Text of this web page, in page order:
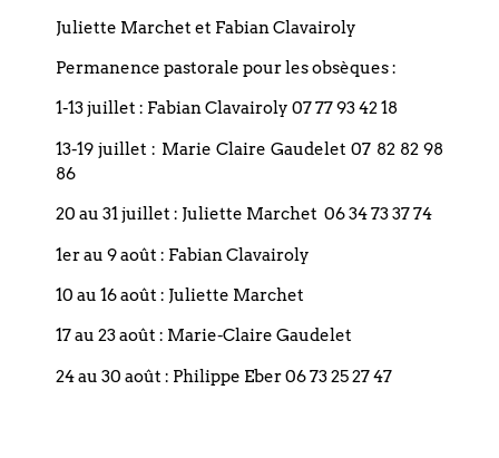
non seulement les personnes qui préparent leur mariage
mais aussi celles qui sont déjà passées par-là les années
posent des questions.
Alors, que vous veniez seul·e ou en couple, quel que soit
votre âge, votre vécu ou votre orientation sexuelle, votre
vous parle, sentez-vous libre de participer à ce temps de
cheminement entre témoignage et formation
pour celles et ceux qui le souhaitent, plusieurs personnes
viendront avec leur enfant donc un accueil sera organisé
dans la pièce voisine (il faudra juste nous le signaler).
Juliette Marchet et Fabian Clavairoly
Permanence pastorale pour les obsèques :
1-13 juillet : Fabian Clavairoly 07 77 93 42 18
13-19 juillet : Marie Claire Gaudelet 07 82 82 98
86
20 au 31 juillet : Juliette Marchet 06 34 73 37 74
1er au 9 août : Fabian Clavairoly
10 au 16 août : Juliette Marchet
17 au 23 août : Marie-Claire Gaudelet
24 au 30 août : Philippe Eber 06 73 25 27 47